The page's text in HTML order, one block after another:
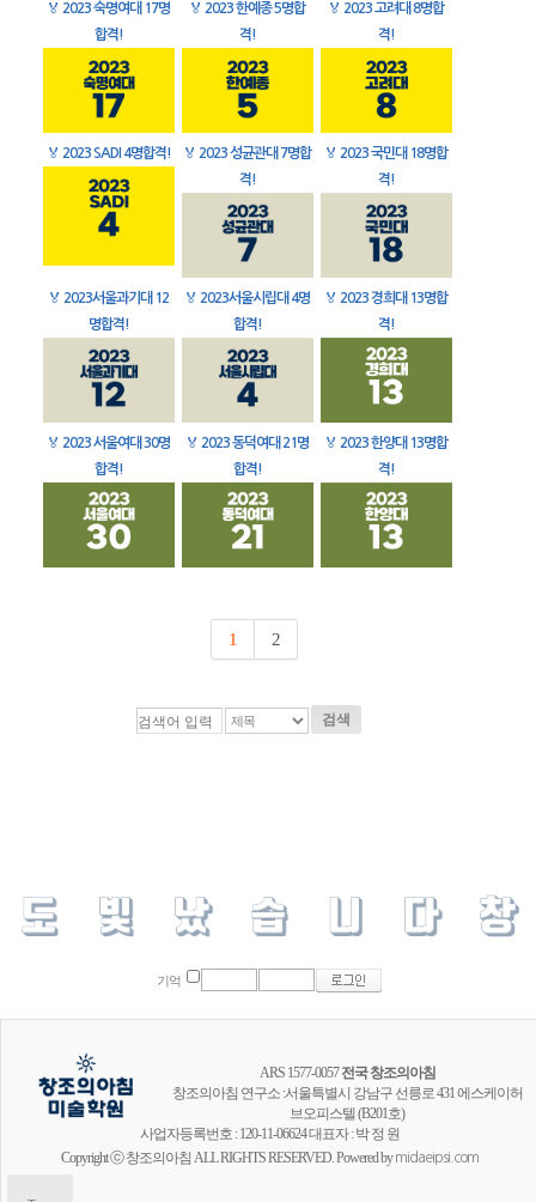
🏅 2023 숙명여대 17명
합격!
🏅 2023 한예종 5명합
격!
🏅 2023 고려대 8명합
격!
🏅 2023 SADI 4명합격! 🏅 2023 성균관대 7명합
격!
🏅 2023 국민대 18명합
격!
🏅 2023서울과기대 12
명합격!
🏅 2023서울시립대 4명
합격!
🏅 2023 경희대 13명합
격!
🏅 2023 서울여대 30명
합격!
🏅 2023 동덕여대 21명
합격!
🏅 2023 한양대 13명합
격!
1 2
검색
기억
ARS 1577-0057전국 창조의아침
창조의아침 연구소 :서울특별시 강남구 선릉로 431 에스케이허
브오피스텔 (B201호)
사업자등록번호 : 120-11-06624 대표자 : 박 정 원
Copyright ⓒ 창조의아침 ALL RIGHTS RESERVED. Powered bymidaeipsi.com